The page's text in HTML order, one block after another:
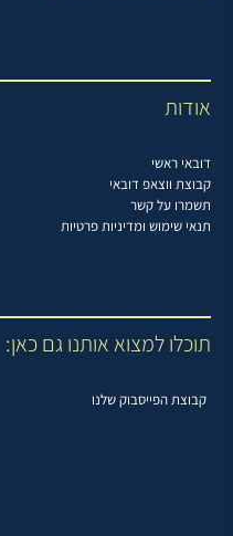
אודות
דובאי ראשי
קבוצת ווצאפ דובאי
תשמרו על קשר
תנאי שימוש ומדיניות פרטיות
תוכלו למצוא אותנו גם כאן:
קבוצת הפייסבוק שלנו